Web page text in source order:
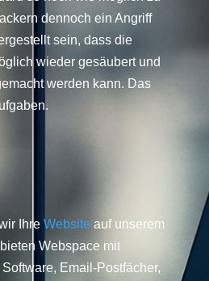
dennoch ein Angriff
sein, dass die
wieder gesäubert und
werden kann. Das
Ihre Website auf unserem
Webspace mit
Email-Postfächer,